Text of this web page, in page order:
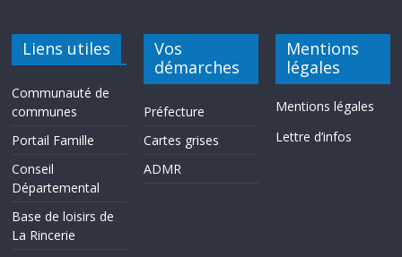
Liens utiles
Communauté de
communes
Portail Famille
Conseil
Départemental
Base de loisirs de
La Rincerie
Vos
démarches
Préfecture
Cartes grises
ADMR
Mentions
légales
Mentions légales
Lettre d’infos